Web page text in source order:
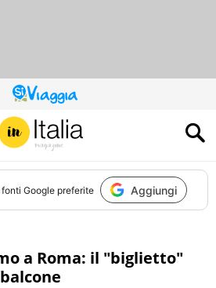
QUESTO
SITO
CONTRIBUISCE
ALL’AUDIENCE
DI
Google preferite Aggiungi
a Roma: il "biglietto"